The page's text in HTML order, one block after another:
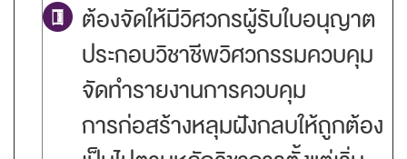
ต้องจัดให้มีวิศวกรผู้รับใบอนุญาต
ประกอบวิชาชีพวิศวกรรมควบคุม
จัดทำรายงานการควบคุม
การก่อสร้างหลุมฝังกลบให้ถูกต้อง